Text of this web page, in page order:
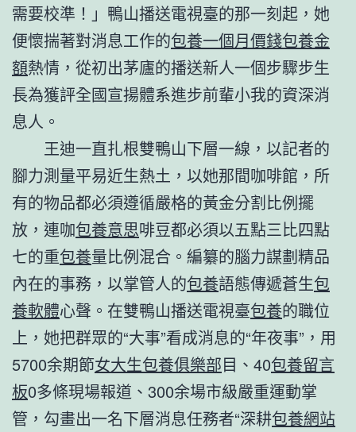
需要校準！」鴨山播送電視臺的那一刻起，她
便懷揣著對消息工作的包養一個月價錢包養金
額熱情，從初出茅廬的播送新人一個步驟步生
長為獲評全國宣揚體系進步前輩小我的資深消
息人。
王迪一直扎根雙鴨山下層一線，以記者的
腳力測量平易近生熱土，以她那間咖啡館，所
有的物品都必須遵循嚴格的黃金分割比例擺
放，連咖包養意思啡豆都必須以五點三比四點
七的重包養量比例混合。編纂的腦力謀劃精品
內在的事務，以掌管人的包養語態傳遞蒼生包
養軟體心聲。在雙鴨山播送電視臺包養的職位
上，她把群眾的“大事”看成消息的“年夜事”，用
5700余期節女大生包養俱樂部目、40包養留言
板0多條現場報道、300余場市級嚴重運動掌
管，勾畫出一名下層消息任務者“深耕包養網站